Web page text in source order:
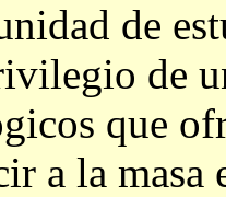
de
de
que
a la masa